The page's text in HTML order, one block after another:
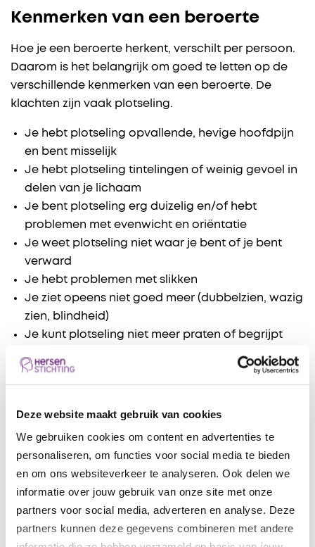
Deze website maakt gebruik van cookies
We gebruiken cookies om content en advertenties te
personaliseren, om functies voor social media te bieden
en om ons websiteverkeer te analyseren. Ook delen we
informatie over jouw gebruik van onze site met onze
partners voor social media, adverteren en analyse. Deze
partners kunnen deze gegevens combineren met andere
Kenmerken van een beroerte
Hoe je een beroerte herkent, verschilt per persoon.
Daarom is het belangrijk om goed te letten op de
verschillende kenmerken van een beroerte. De
klachten zijn vaak plotseling.
Je hebt plotseling opvallende, hevige hoofdpijn
en bent misselijk
Je hebt plotseling tintelingen of weinig gevoel in
delen van je lichaam
Je bent plotseling erg duizelig en/of hebt
problemen met evenwicht en oriëntatie
Je weet plotseling niet waar je bent of je bent
verward
Je hebt problemen met slikken
Je ziet opeens niet goed meer (dubbelzien, wazig
zien, blindheid)
Je kunt plotseling niet meer praten of begrijpt
Met bovenstaande klachten kom je vaak eerst bij
de spoedeisende hulp of de huisarts. De (huis)arts
onderzoekt of je kenmerken hebt van een beroerte.
De huisarts kan je dan doorsturen naar het
De arts in het ziekenhuis kan aan de buitenkant niet